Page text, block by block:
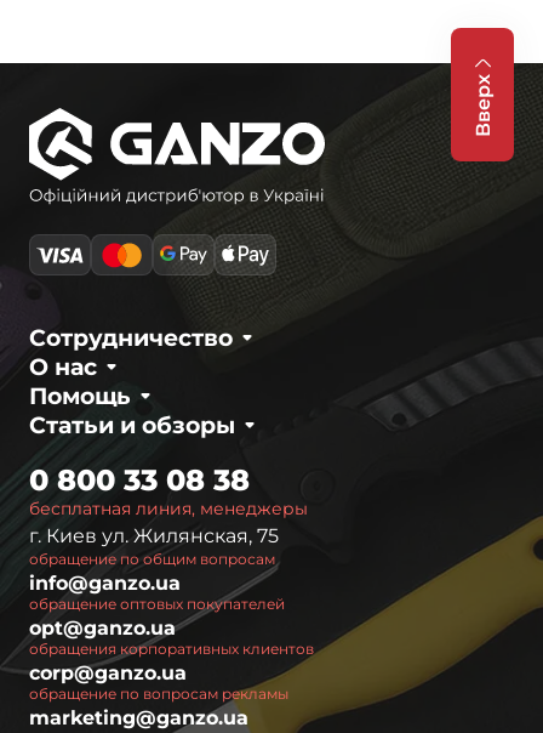
Вверх
О нас
Сотрудничество
Статьи и обзоры
Помощь
бесплатная линия, менеджеры
0 800 33 08 38
г. Киев ул. Жилянская, 75
обращение по общим вопросам
info@ganzo.ua
обращение оптовых покупателей
opt@ganzo.ua
обращения корпоративных клиентов
corp@ganzo.ua
обращение по вопросам рекламы
marketing@ganzo.ua